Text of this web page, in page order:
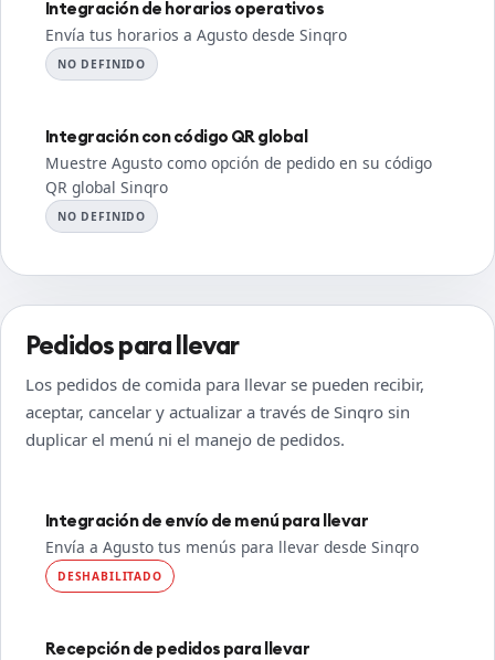
Integración de horarios operativos
Envía tus horarios a Agusto desde Sinqro
NO DEFINIDO
Integración con código QR global
Muestre Agusto como opción de pedido en su código
QR global Sinqro
NO DEFINIDO
Pedidos para llevar
Los pedidos de comida para llevar se pueden recibir,
aceptar, cancelar y actualizar a través de Sinqro sin
duplicar el menú ni el manejo de pedidos.
Integración de envío de menú para llevar
Envía a Agusto tus menús para llevar desde Sinqro
DESHABILITADO
Recepción de pedidos para llevar